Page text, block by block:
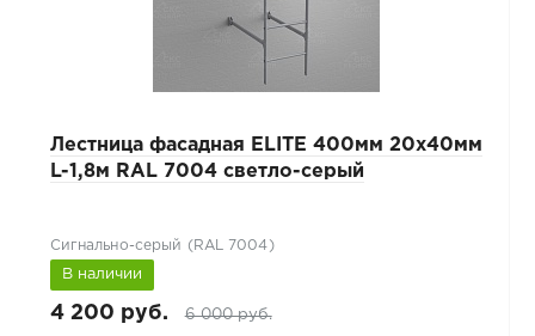
Лестница фасадная ELITE 400мм 20x40мм
L-1,8м RAL 7004 светло-серый
Сигнально-серый (RAL 7004)
В наличии
4 200 руб. 6 000 руб.